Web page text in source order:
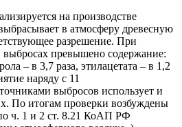
на производстве
в атмосферу древесную
разрешение. При
выбросах превышено содержание:
– в 3,7 раза, этилацетата – в 1,2
наряду с 11
выбросов использует и
По итогам проверки возбуждены
ч. 1 и 2 ст. 8.21 КоАП РФ